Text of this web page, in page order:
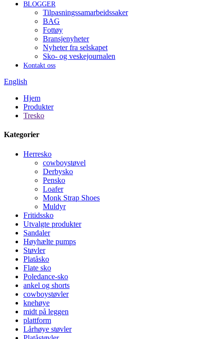
BLOGGER
Tilpasningssamarbeidssaker
BAG
Fottøy
Bransjenyheter
Nyheter fra selskapet
Sko- og veskejournalen
Kontakt oss
English
Hjem
Produkter
Tresko
Kategorier
Herresko
cowboystøvel
Derbysko
Pensko
Loafer
Monk Strap Shoes
Muldyr
Fritidssko
Utvalgte produkter
Sandaler
Høyhælte pumps
Støvler
Platåsko
Flate sko
Poledance-sko
ankel og shorts
cowboystøvler
knehøye
midt på leggen
plattform
Lårhøye støvler